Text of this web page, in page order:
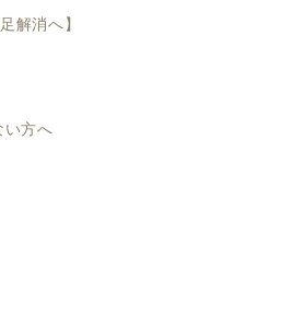
解消へ】
い方へ